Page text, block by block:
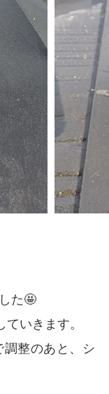
た🤩
いきます。
整のあと、シ